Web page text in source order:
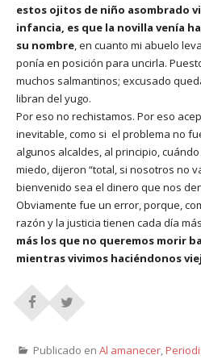
estos ojitos de niño asombrado
infancia, es que la novilla venía
su nombre, en cuanto mi abuelo
ponía en posición para uncirla.
muchos salmantinos; excusado
libran del yugo.
Por eso no rechistamos. Por eso
inevitable, como si el problema no
algunos alcaldes, al principio,
miedo, dijeron “total, si nosotros no
bienvenido sea el dinero que nos
Obviamente fue un error, porque,
razón y la justicia tienen cada día
más los que no queremos morir
mientras vivimos haciéndonos
Publicado en Al amanecer,